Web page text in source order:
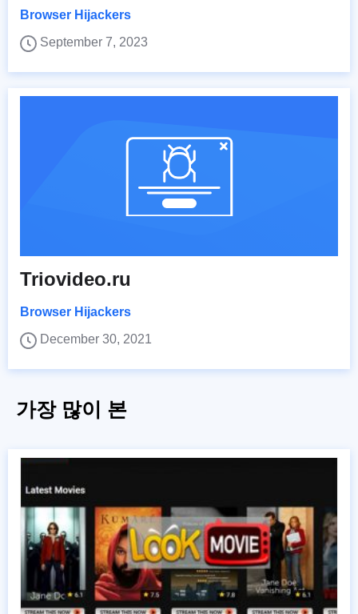
Browser Hijackers
September 7, 2023
Triovideo.ru
Browser Hijackers
December 30, 2021
가장 많이 본